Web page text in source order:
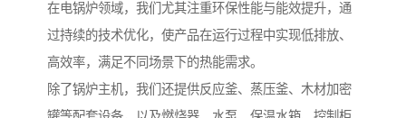
在电锅炉领域，我们尤其注重环保性能与能效提升，通
过持续的技术优化，使产品在运行过程中实现低排放、
高效率，满足不同场景下的热能需求。
除了锅炉主机，我们还提供反应釜、蒸压釜、木材加密